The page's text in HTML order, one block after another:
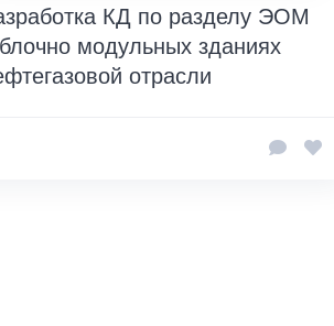
КД по разделу ЭОМ
модульных зданиях
отрасли